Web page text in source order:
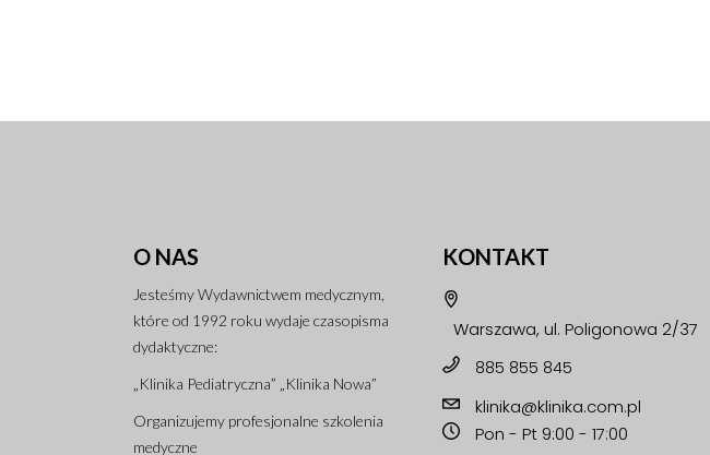
O NAS
Jesteśmy Wydawnictwem medycznym,
które od 1992 roku wydaje czasopisma
dydaktyczne:
„Klinika Pediatryczna” „Klinika Nowa”
Organizujemy profesjonalne szkolenia
medyczne
KONTAKT
Warszawa, ul. Poligonowa 2/37
885 855 845
klinika@klinika.com.pl
Pon - Pt 9:00 - 17:00